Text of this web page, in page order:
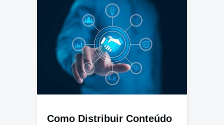
Como Distribuir Conteúdo